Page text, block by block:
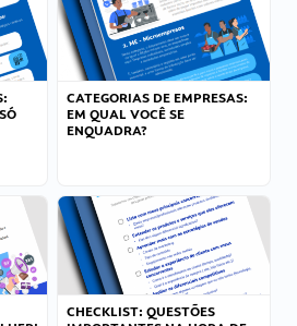
CATEGORIAS DE EMPRESAS:
EM QUAL VOCÊ SE
ENQUADRA?
CHECKLIST: QUESTÕES